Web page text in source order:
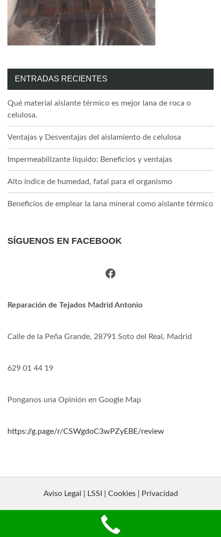
ENTRADAS RECIENTES
Qué material aislante térmico es mejor lana de roca o
celulosa.
Ventajas y Desventajas del aislamiento de celulosa
Impermeabilizante líquido: Beneficios y ventajas
Alto índice de humedad, fatal para el organismo
Beneficios de emplear la lana mineral como aislante térmico
SÍGUENOS EN FACEBOOK
Facebook
Reparación de Tejados Madrid Antonio
Calle de la Peña Grande, 28791 Soto del Real, Madrid
629 01 44 19
Ponganos una Opinión en Google Map
https://g.page/r/CSWgdoC3wPZyEBE/review
Aviso Legal | LSSI | Cookies | Privacidad